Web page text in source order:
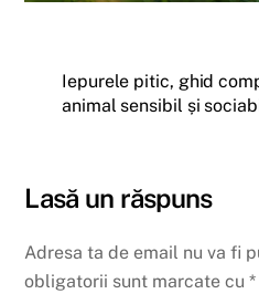
Iepurele pitic, ghid
animal sensibil și
Lasă un răspuns
Adresa ta de email nu va fi
obligatorii sunt marcate cu*